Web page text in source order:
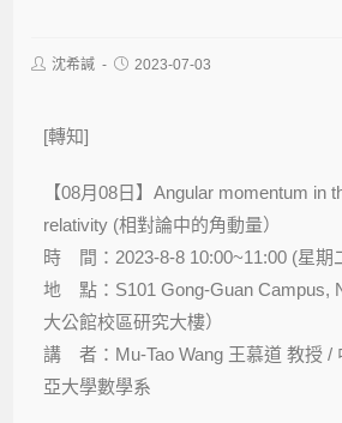
沈希諴 2023-07-03
[轉知]
【08月08日】Angular momentum in
relativity (相對論中的角動量）
時 間：2023-8-8 10:00~11:00 (星期
地 點：S101 Gong-Guan Campus,
大公館校區研究大樓）
講 者：Mu-Tao Wang 王慕道 教授 /
亞大學數學系